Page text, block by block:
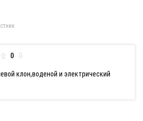
0
клон,воденой и электрический